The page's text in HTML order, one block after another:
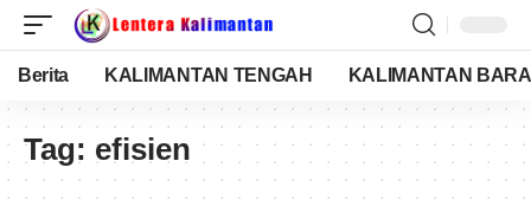
Berita KALIMANTAN TENGAH KALIMANTAN
Tag: efisien